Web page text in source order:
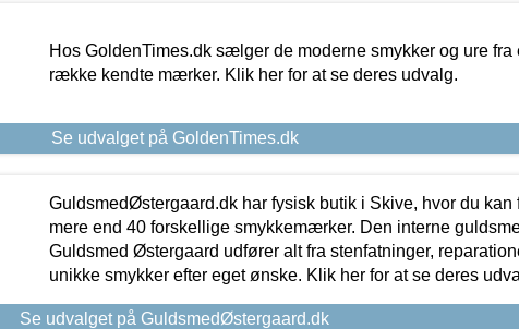
Hos GoldenTimes.dk sælger de moderne smykker og ure fra
række kendte mærker. Klik her for at se deres udvalg.
Se udvalget på GoldenTimes.dk
GuldsmedØstergaard.dk har fysisk butik i Skive, hvor du kan
mere end 40 forskellige smykkemærker. Den interne
Guldsmed Østergaard udfører alt fra stenfatninger,
unikke smykker efter eget ønske. Klik her for at se deres
Se udvalget på GuldsmedØstergaard.dk